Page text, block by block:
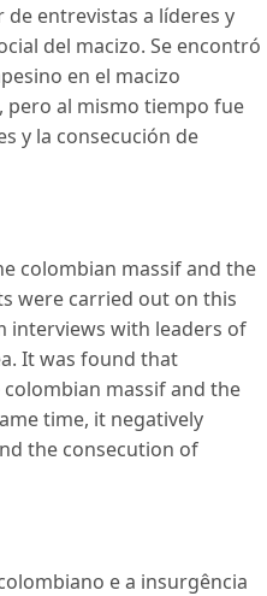
entrevistas a líderes y
del macizo. Se encontró
en el macizo
pero al mismo tiempo fue
y la consecución de
colombian massif and the
were carried out on this
interviews with leaders of
It was found that
massif and the
time, it negatively
the consecution of
e a insurgência